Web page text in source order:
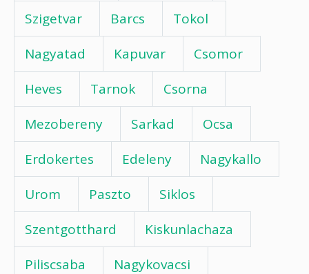
Szigetvar
Barcs
Tokol
Nagyatad
Kapuvar
Csomor
Heves
Tarnok
Csorna
Mezobereny
Sarkad
Ocsa
Erdokertes
Edeleny
Nagykallo
Urom
Paszto
Siklos
Szentgotthard
Kiskunlachaza
Piliscsaba
Nagykovacsi